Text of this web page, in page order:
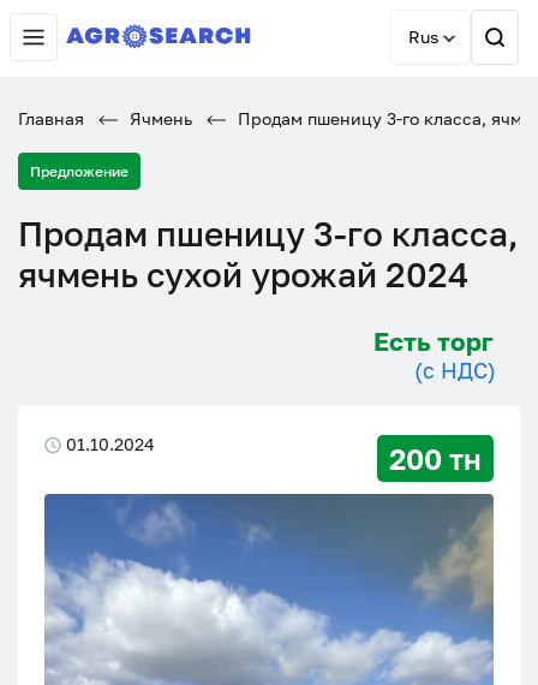
Rus
Главная Ячмень Продам пшеницу 3-го класса,
Предложение
Продам пшеницу 3-го класса,
ячмень сухой урожай 2024
Есть торг
(с НДС)
01.10.2024 200 тн